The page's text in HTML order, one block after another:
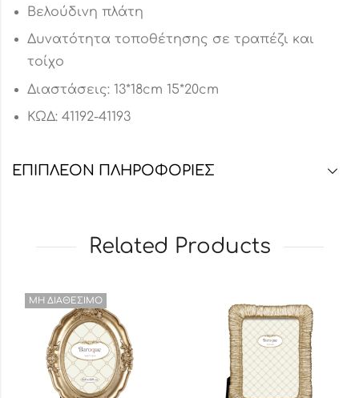
Βελούδινη πλάτη
Δυνατότητα τοποθέτησης σε τραπέζι και
τοίχο
Διαστάσεις: 13*18cm 15*20cm
ΚΩΔ: 41192-41193
ΕΠΙΠΛΈΟΝ ΠΛΗΡΟΦΟΡΊΕΣ
Related Products
ΜΗ ΔΙΑΘΈΣΙΜΟ